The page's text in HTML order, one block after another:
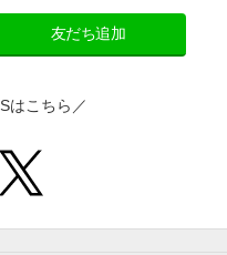
友だち追加
はこちら／